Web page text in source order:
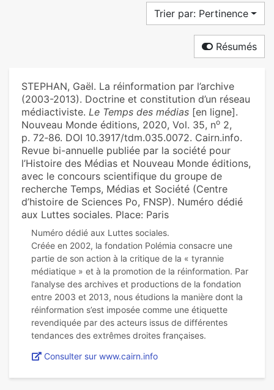
Trier par: Pertinence
Résumés
STEPHAN, Gaël. La réinformation par l’archive
(2003-2013). Doctrine et constitution d’un réseau
médiactiviste. Le Temps des médias [en ligne].
Nouveau Monde éditions, 2020, Vol. 35, no 2,
p. 72‑86. DOI 10.3917/tdm.035.0072. Cairn.info.
Revue bi-annuelle publiée par la société pour
l’Histoire des Médias et Nouveau Monde éditions,
avec le concours scientifique du groupe de
recherche Temps, Médias et Société (Centre
d’histoire de Sciences Po, FNSP). Numéro dédié
aux Luttes sociales. Place: Paris
Numéro dédié aux Luttes sociales.
Créée en 2002, la fondation Polémia consacre une
partie de son action à la critique de la « tyrannie
médiatique » et à la promotion de la réinformation. Par
l’analyse des archives et productions de la fondation
entre 2003 et 2013, nous étudions la manière dont la
réinformation s’est imposée comme une étiquette
revendiquée par des acteurs issus de différentes
Consulter sur www.cairn.info